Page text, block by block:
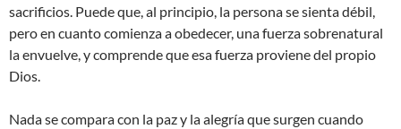
sacrificios. Puede que, al principio, la persona se sienta débil,
pero en cuanto comienza a obedecer, una fuerza sobrenatural
la envuelve, y comprende que esa fuerza proviene del propio
Dios.
Nada se compara con la paz y la alegría que surgen cuando